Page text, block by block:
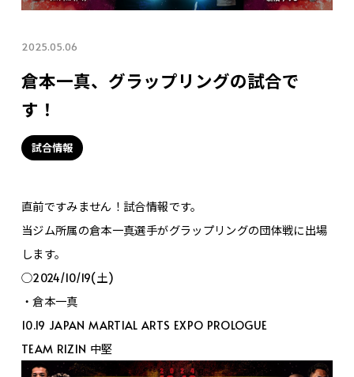
2025.05.06
倉本一真、グラップリングの試合で
す！
試合情報
直前ですみません！試合情報です。
当ジム所属の倉本一真選手がグラップリングの団体戦に出場
します。
○2024/10/19(土)
・倉本一真
10.19 JAPAN MARTIAL ARTS EXPO PROLOGUE
TEAM RIZIN 中堅